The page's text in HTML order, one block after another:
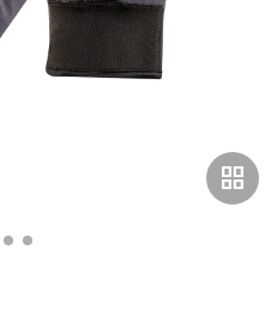
grid_view